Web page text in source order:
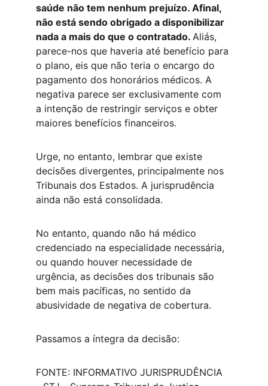
saúde não tem nenhum prejuízo. Afinal,
não está sendo obrigado a disponibilizar
nada a mais do que o contratado. Aliás,
parece-nos que haveria até benefício para
o plano, eis que não teria o encargo do
pagamento dos honorários médicos. A
negativa parece ser exclusivamente com
a intenção de restringir serviços e obter
maiores benefícios financeiros.
Urge, no entanto, lembrar que existe
decisões divergentes, principalmente nos
Tribunais dos Estados. A jurisprudência
ainda não está consolidada.
​No entanto, quando não há médico
credenciado na especialidade necessária,
ou quando houver necessidade de
urgência, as decisões dos tribunais são
bem mais pacíficas, no sentido da
abusividade de negativa de cobertura.
​Passamos a íntegra da decisão:
FONTE: INFORMATIVO JURISPRUDÊNCIA